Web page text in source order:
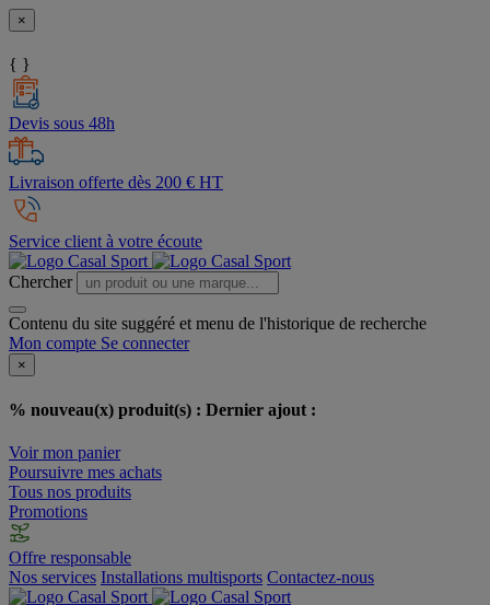
×
{ }
Devis sous 48h
Livraison offerte dès 200 € HT
Service client à votre écoute
Chercher
Contenu du site suggéré et menu de l'historique de recherche
Mon compte Se connecter
×
% nouveau(x) produit(s) : Dernier ajout :
Voir mon panier
Poursuivre mes achats
Tous nos produits
Promotions
Offre responsable
Nos services Installations multisports Contactez-nous